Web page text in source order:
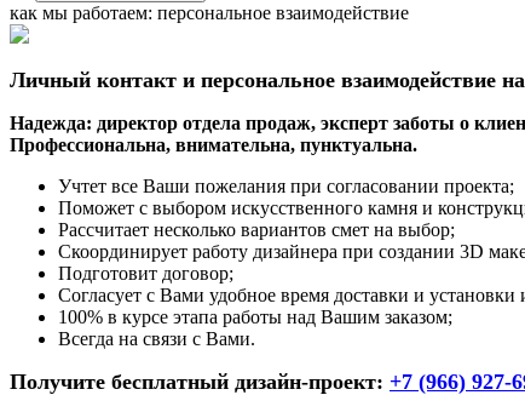
как мы работаем: персональное взаимодействие
Личный контакт и персональное взаимодействие
Надежда: директор отдела продаж, эксперт заботы о
Профессиональна, внимательна, пунктуальна.
Учтет все Ваши пожелания при согласовании проекта;
Поможет с выбором искусственного камня и
Рассчитает несколько вариантов смет на выбор;
Скоординирует работу дизайнера при создании 3D
Подготовит договор;
Согласует с Вами удобное время доставки и установки
100% в курсе этапа работы над Вашим заказом;
Всегда на связи с Вами.
Получите бесплатный дизайн-проект: +7 (966) 927-